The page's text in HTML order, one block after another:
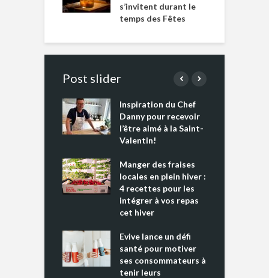
s’invitent durant le
temps des Fêtes
Post slider
Inspiration du Chef
Danny pour recevoir
l’être aimé à la Saint-
Valentin!
Manger des fraises
locales en plein hiver :
4 recettes pour les
intégrer à vos repas
cet hiver
Evive lance un défi
santé pour motiver
ses consommateurs à
tenir leurs